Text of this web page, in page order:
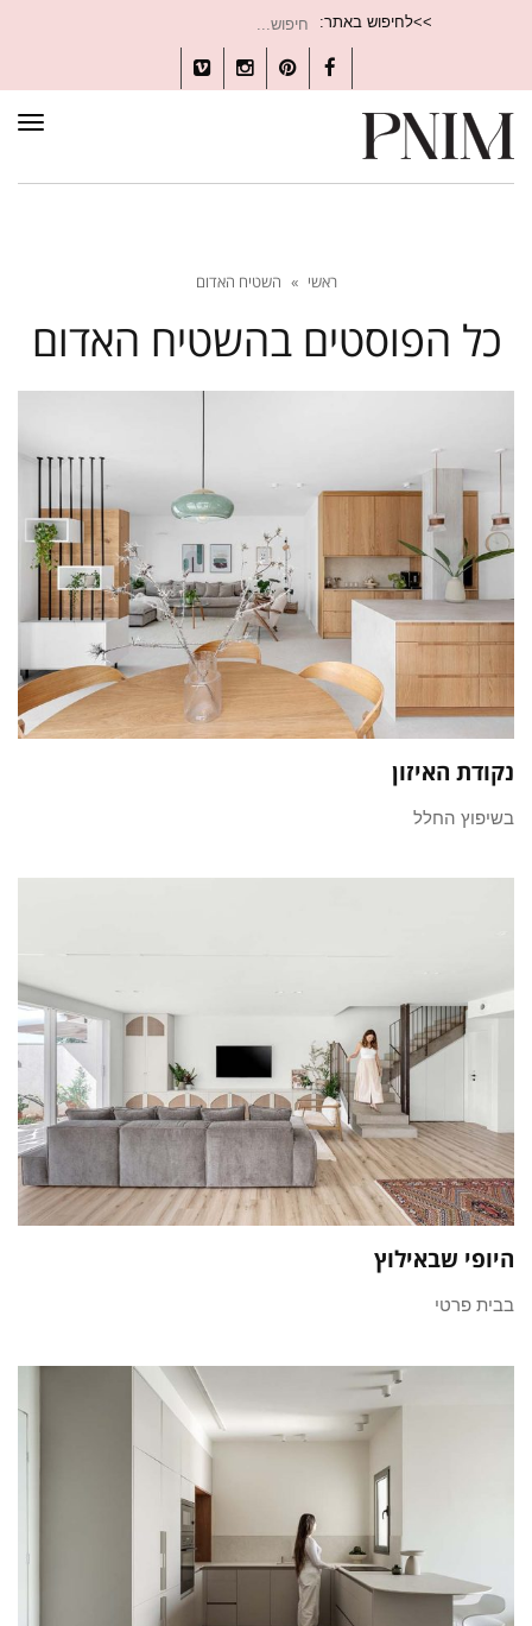
>>לחיפוש באתר:
עבור:
Facebook
Pinterest
Instagram
Vimeo
ראשי » השטיח האדום
כל הפוסטים בהשטיח האדום
נקודת האיזון
בשיפוץ החלל
היופי שבאילוץ
בבית פרטי